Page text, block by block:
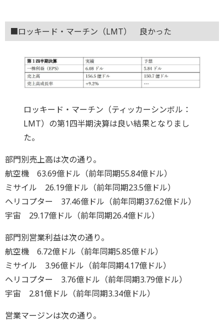
■ロッキード・マーチン（LMT） 良かった
ロッキード・マーチン（ティッカーシンボル：
LMT）の第1四半期決算は良い結果となりまし
た。
部門別売上高は次の通り。
航空機 63.69億ドル（前年同期55.84億ドル）
ミサイル 26.19億ドル（前年同期23.5億ドル）
ヘリコプター 37.46億ドル（前年同期37.62億ドル）
宇宙 29.17億ドル（前年同期26.4億ドル）
部門別営業利益は次の通り。
航空機 6.72億ドル（前年同期5.85億ドル）
ミサイル 3.96億ドル（前年同期4.17億ドル）
ヘリコプター 3.76億ドル（前年同期3.79億ドル）
宇宙 2.81億ドル（前年同期3.34億ドル）
営業マージンは次の通り。